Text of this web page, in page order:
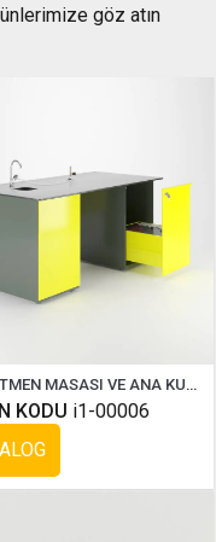
göz atın
ÖĞRETMEN MASASI VE ANA KUMANDA PANELİ ( COMPAKT )
KODU i1-00006